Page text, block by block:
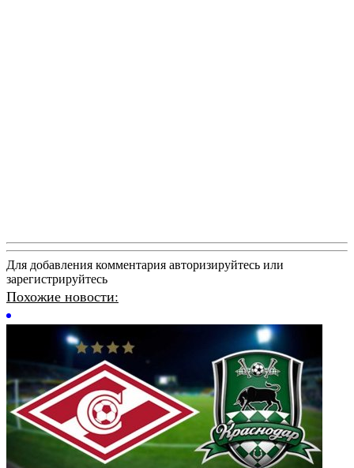
Для добавления комментария авторизируйтесь или
зарегистрируйтесь
Похожие новости: